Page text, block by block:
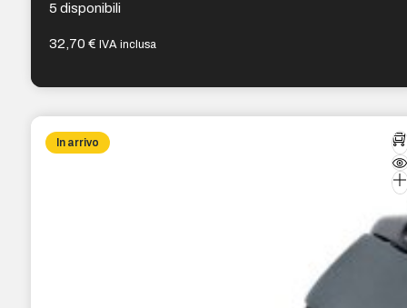
5 disponibili
32,70€ IVA inclusa
In arrivo